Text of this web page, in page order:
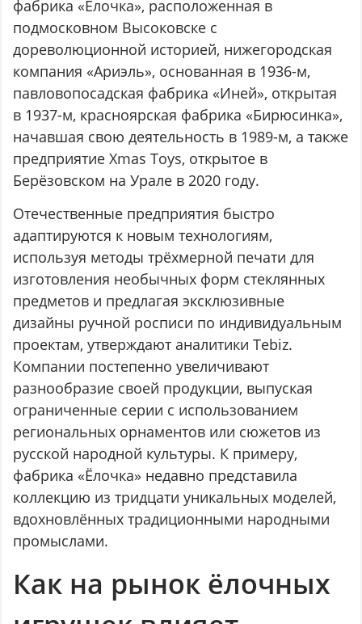
фабрика «Ёлочка», расположенная в
подмосковном Высоковске с
дореволюционной историей, нижегородская
компания «Ариэль», основанная в 1936-м,
павловопосадская фабрика «Иней», открытая
в 1937-м, красноярская фабрика «Бирюсинка»,
начавшая свою деятельность в 1989-м, а также
предприятие Xmas Toys, открытое в
Берёзовском на Урале в 2020 году.
Отечественные предприятия быстро
адаптируются к новым технологиям,
используя методы трёхмерной печати для
изготовления необычных форм стеклянных
предметов и предлагая эксклюзивные
дизайны ручной росписи по индивидуальным
проектам, утверждают аналитики Tebiz.
Компании постепенно увеличивают
разнообразие своей продукции, выпуская
ограниченные серии с использованием
региональных орнаментов или сюжетов из
русской народной культуры. К примеру,
фабрика «Ёлочка» недавно представила
коллекцию из тридцати уникальных моделей,
вдохновлённых традиционными народными
промыслами.
Как на рынок ёлочных